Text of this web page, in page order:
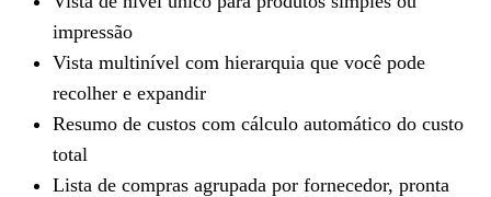
impressão
Vista multinível com hierarquia que você pode
recolher e expandir
Resumo de custos com cálculo automático do custo
total
Lista de compras agrupada por fornecedor, pronta